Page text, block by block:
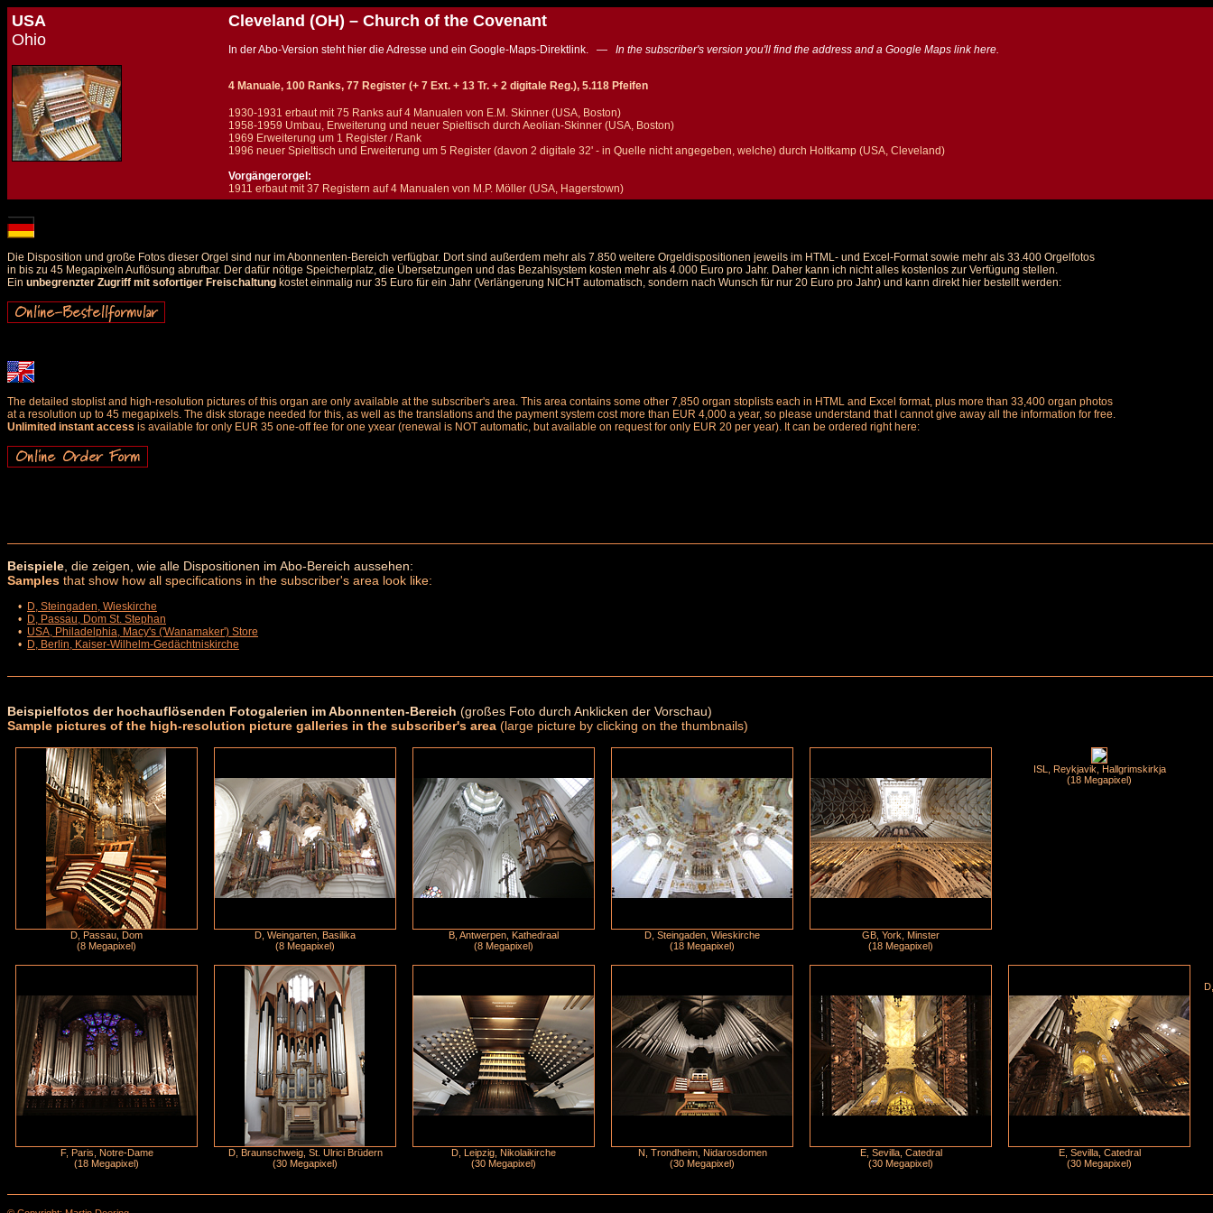
USA
Ohio
Cleveland (OH) – Church of the Covenant
In der Abo-Version steht hier die Adresse und ein Google-Maps-Direktlink. — In the subscriber's version you'll find the address and a Google Maps link here.
4 Manuale, 100 Ranks, 77 Register (+ 7 Ext. + 13 Tr. + 2 digitale Reg.), 5.118 Pfeifen
1930-1931 erbaut mit 75 Ranks auf 4 Manualen von E.M. Skinner (USA, Boston)
1958-1959 Umbau, Erweiterung und neuer Spieltisch durch Aeolian-Skinner (USA, Boston)
1969 Erweiterung um 1 Register / Rank
1996 neuer Spieltisch und Erweiterung um 5 Register (davon 2 digitale 32' - in Quelle nicht angegeben, welche) durch Holtkamp (USA, Cleveland)
Vorgängerorgel:
1911 erbaut mit 37 Registern auf 4 Manualen von M.P. Möller (USA, Hagerstown)
Die Disposition und große Fotos dieser Orgel sind nur im Abonnenten-Bereich verfügbar. Dort sind außerdem mehr als 7.850 weitere Orgeldispositionen jeweils im HTML- und Excel-Format sowie mehr als 33.400 Orgelfotos
in bis zu 45 Megapixeln Auflösung abrufbar. Der dafür nötige Speicherplatz, die Übersetzungen und das Bezahlsystem kosten mehr als 4.000 Euro pro Jahr. Daher kann ich nicht alles kostenlos zur Verfügung stellen.
Ein unbegrenzter Zugriff mit sofortiger Freischaltung kostet einmalig nur 35 Euro für ein Jahr (Verlängerung NICHT automatisch, sondern nach Wunsch für nur 20 Euro pro Jahr) und kann direkt hier bestellt werden:
The detailed stoplist and high-resolution pictures of this organ are only available at the subscriber's area. This area contains some other 7,850 organ stoplists each in HTML and Excel format, plus more than 33,400 organ photos
at a resolution up to 45 megapixels. The disk storage needed for this, as well as the translations and the payment system cost more than EUR 4,000 a year, so please understand that I cannot give away all the information for free.
Unlimited instant access is available for only EUR 35 one-off fee for one yxear (renewal is NOT automatic, but available on request for only EUR 20 per year). It can be ordered right here:
Beispiele , die zeigen, wie alle Dispositionen im Abo-Bereich aussehen:
Samples that show how all specifications in the subscriber's area look like:
• D, Steingaden, Wieskirche
• D, Passau, Dom St. Stephan
• USA, Philadelphia, Macy's ('Wanamaker') Store
• D, Berlin, Kaiser-Wilhelm-Gedächtniskirche
Beispielfotos der hochauflösenden Fotogalerien im Abonnenten-Bereich (großes Foto durch Anklicken der Vorschau)
Sample pictures of the high-resolution picture galleries in the subscriber's area (large picture by clicking on the thumbnails)
D, Passau, Dom
(8 Megapixel)
D, Weingarten, Basilika
(8 Megapixel)
B, Antwerpen, Kathedraal
(8 Megapixel)
D, Steingaden, Wieskirche
(18 Megapixel)
GB, York, Minster
(18 Megapixel)
ISL, Reykjavik, Hallgrimskirkja
(18 Megapixel)
F, Paris, Notre-Dame
(18 Megapixel)
D, Braunschweig, St. Ulrici Brüdern
(30 Megapixel)
D, Leipzig, Nikolaikirche
(30 Megapixel)
N, Trondheim, Nidarosdomen
(30 Megapixel)
E, Sevilla, Catedral
(30 Megapixel)
E, Sevilla, Catedral
(30 Megapixel)